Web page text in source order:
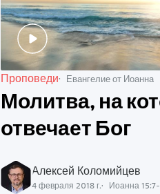
Проповеди Евангелие от Иоанна
Молитва, на
отвечает Бог
Алексей Коломийцев
4 февраля 2018 г. Иоанна 15:7-